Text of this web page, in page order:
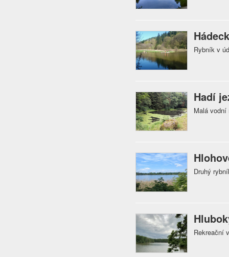
Rybník v
Hadí
Malá
Druhý
Rekreační